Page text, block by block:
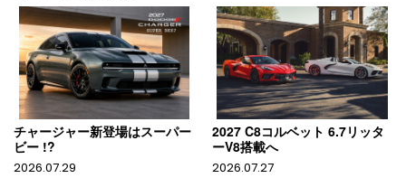
チャージャー新登場はスーパー
ビー !?
2026.07.29
2027 C8コルベット 6.7リッタ
ーV8搭載へ
2026.07.27